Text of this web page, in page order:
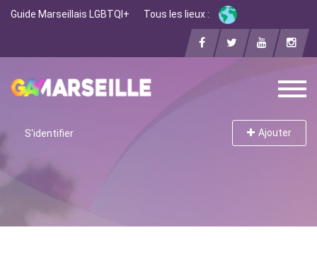
Guide Marseillais LGBTQI+ Tous les lieux :
S'identifier Ajouter